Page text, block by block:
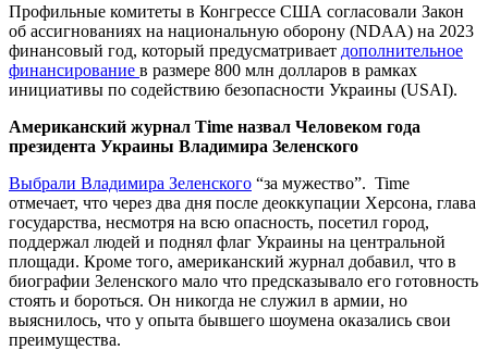
Профильные комитеты в Конгрессе США согласовали Закон
об ассигнованиях на национальную оборону (NDAA) на 2023
финансовый год, который предусматривает дополнительное
финансирование в размере 800 млн долларов в рамках
инициативы по содействию безопасности Украины (USAI).
Американский журнал Time назвал Человеком года
президента Украины Владимира Зеленского
Выбрали Владимира Зеленского “за мужество”. Time
отмечает, что через два дня после деоккупации Херсона, глава
государства, несмотря на всю опасность, посетил город,
поддержал людей и поднял флаг Украины на центральной
площади. Кроме того, американский журнал добавил, что в
биографии Зеленского мало что предсказывало его готовность
стоять и бороться. Он никогда не служил в армии, но
выяснилось, что у опыта бывшего шоумена оказались свои
преимущества.